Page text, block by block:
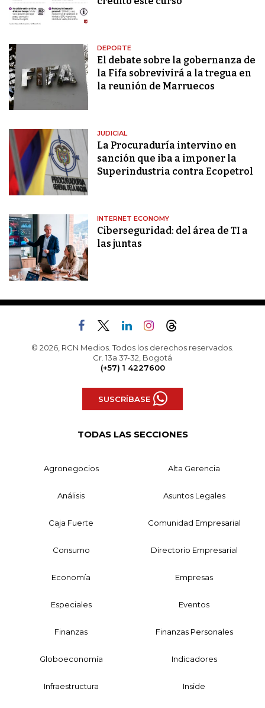
DEPORTE
El debate sobre la gobernanza de
la Fifa sobrevivirá a la tregua en
la reunión de Marruecos
JUDICIAL
La Procuraduría intervino en
sanción que iba a imponer la
Superindustria contra Ecopetrol
INTERNET ECONOMY
Ciberseguridad: del área de TI a
las juntas
© 2026, RCN Medios. Todos los derechos reservados.
Cr. 13a 37-32, Bogotá
(+57) 1 4227600
SUSCRÍBASE
TODAS LAS SECCIONES
Agronegocios Alta Gerencia
Análisis Asuntos Legales
Caja Fuerte Comunidad Empresarial
Consumo Directorio Empresarial
Economía Empresas
Especiales Eventos
Finanzas Finanzas Personales
Globoeconomía Indicadores
Infraestructura Inside